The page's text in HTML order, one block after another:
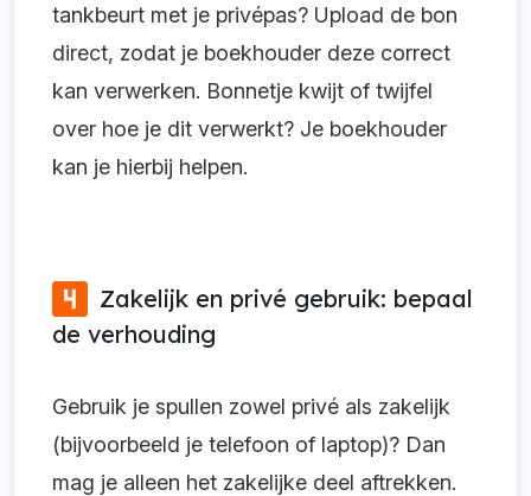
tankbeurt met je privépas? Upload de bon
direct, zodat je boekhouder deze correct
kan verwerken. Bonnetje kwijt of twijfel
over hoe je dit verwerkt? Je boekhouder
kan je hierbij helpen.
Zakelijk en privé gebruik: bepaal
de verhouding
Gebruik je spullen zowel privé als zakelijk
(bijvoorbeeld je telefoon of laptop)? Dan
mag je alleen het zakelijke deel aftrekken.